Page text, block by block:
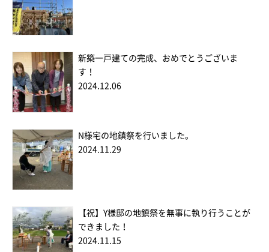
新築一戸建ての完成、おめでとうございま
す！
2024.12.06
N様宅の地鎮祭を行いました。
2024.11.29
【祝】Y様邸の地鎮祭を無事に執り行うことが
できました！
2024.11.15